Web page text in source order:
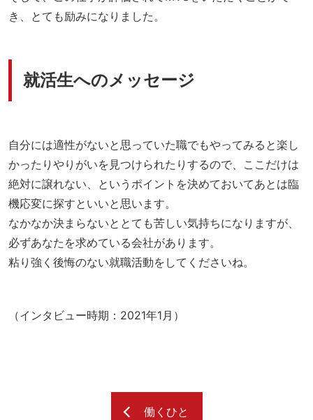
き、とても励みになりました。
就活生へのメッセージ
自分には適性がないと思っていた職でもやってみると楽し
かったりやりがいを見つけられたりするので、ここだけは
絶対に譲れない、というポイントを決めておいてあとは臨
機応変に探すといいと思います。
なかなか決まらないととても苦しい気持ちになりますが、
必ずあなたを求めている会社があります。
粘り強く後悔のない就職活動をしてくださいね。
（インタビュー時期：2021年1月）
働くひと